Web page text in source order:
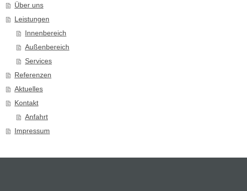
Über uns
Leistungen
Innenbereich
Außenbereich
Services
Referenzen
Aktuelles
Kontakt
Anfahrt
Impressum